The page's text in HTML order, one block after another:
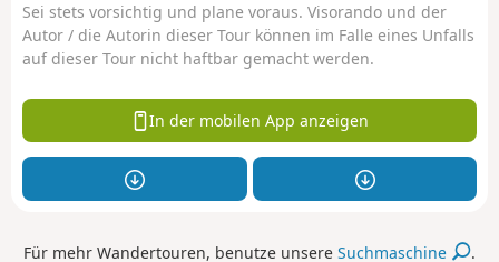
Sei stets vorsichtig und plane voraus. Visorando und der
Autor / die Autorin dieser Tour können im Falle eines Unfalls
auf dieser Tour nicht haftbar gemacht werden.
In der mobilen App anzeigen
Für mehr Wandertouren, benutze unsereSuchmaschine .